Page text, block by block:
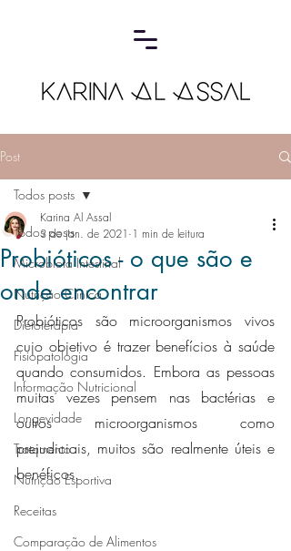
Post
Todos posts
Microbiota Intestinal
Nutrição Clínica
Dietoterapia
Fisiopatologia
Informação Nutricional
Longevidade
Tratamento
Nutrição Esportiva
Receitas
Comparação de Alimentos
Todos posts
Probióticos - o que são e
onde encontrar
Karina Al Assal
3 de jan. de 2021 1 min de leitura
Probióticos são microorganismos vivos
cujo objetivo é trazer benefícios à saúde
quando consumidos. Embora as pessoas
muitas vezes pensem nas bactérias e
outros microorganismos como
prejudiciais, muitos são realmente úteis e
benéficos.